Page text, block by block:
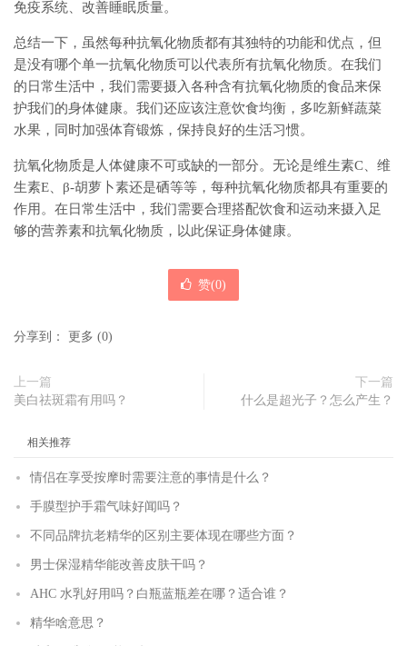
免疫系统、改善睡眠质量。
总结一下，虽然每种抗氧化物质都有其独特的功能和优点，但
是没有哪个单一抗氧化物质可以代表所有抗氧化物质。在我们
的日常生活中，我们需要摄入各种含有抗氧化物质的食品来保
护我们的身体健康。我们还应该注意饮食均衡，多吃新鲜蔬菜
水果，同时加强体育锻炼，保持良好的生活习惯。
抗氧化物质是人体健康不可或缺的一部分。无论是维生素C、维
生素E、β-胡萝卜素还是硒等等，每种抗氧化物质都具有重要的
作用。在日常生活中，我们需要合理搭配饮食和运动来摄入足
够的营养素和抗氧化物质，以此保证身体健康。
赞(0)
分享到： 更多 (0)
上一篇
美白祛斑霜有用吗？
下一篇
什么是超光子？怎么产生？
相关推荐
情侣在享受按摩时需要注意的事情是什么？
手膜型护手霜气味好闻吗？
不同品牌抗老精华的区别主要体现在哪些方面？
男士保湿精华能改善皮肤干吗？
AHC 水乳好用吗？白瓶蓝瓶差在哪？适合谁？
精华啥意思？